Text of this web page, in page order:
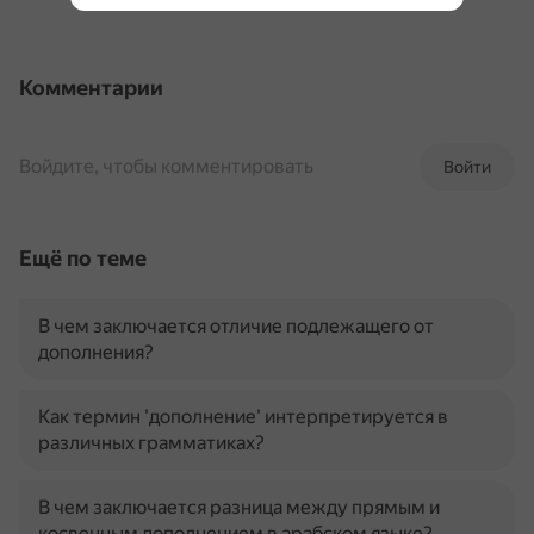
Комментарии
Войти
Войдите, чтобы комментировать
Ещё по теме
В чем заключается отличие подлежащего от
дополнения?
Как термин 'дополнение' интерпретируется в
различных грамматиках?
В чем заключается разница между прямым и